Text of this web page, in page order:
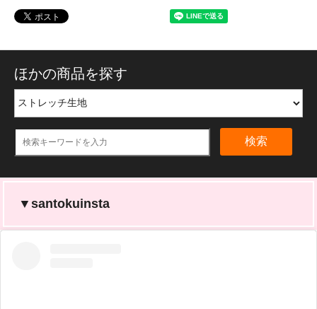
ほかの商品を探す
検索
▼santokuinsta